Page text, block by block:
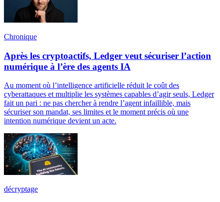
Chronique
Après les cryptoactifs, Ledger veut sécuriser l’action
numérique à l’ère des agents IA
Au moment où l’intelligence artificielle réduit le coût des
cyberattaques et multiplie les systèmes capables d’agir seuls, Ledger
fait un pari : ne pas chercher à rendre l’agent infaillible, mais
sécuriser son mandat, ses limites et le moment précis où une
intention numérique devient un acte.
décryptage